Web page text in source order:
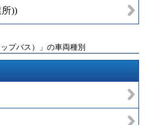
))
プバス）」の車両種別